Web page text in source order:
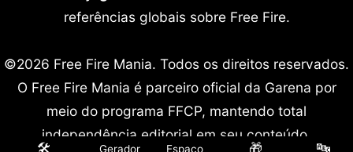
referências globais sobre Free Fire.
©2026 Free Fire Mania. Todos os direitos reservados.
O Free Fire Mania é parceiro oficial da Garena por
meio do programa FFCP, mantendo total
independência editorial em seu conteúdo.
🛠️ Gerador Espaço 🎁 🔤